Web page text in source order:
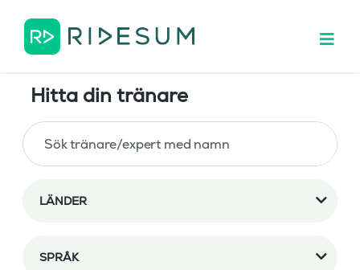
Hitta din tränare
LÄNDER
SPRÅK